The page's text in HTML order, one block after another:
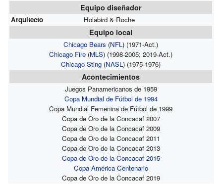
Equipo diseñador
Arquitecto Holabird & Roche
Equipo local
Chicago Bears (NFL) (1971-Act.)
Chicago Fire (MLS) (1998-2005; 2019-Act.)
Chicago Sting (NASL) (1975-1976)
Acontecimientos
Juegos Panamericanos de 1959
Copa Mundial de Fútbol de 1994
Copa Mundial Femenina de Fútbol de 1999
Copa de Oro de la Concacaf 2007
Copa de Oro de la Concacaf 2009
Copa de Oro de la Concacaf 2011
Copa de Oro de la Concacaf 2013
Copa de Oro de la Concacaf 2015
Copa América Centenario
Copa de Oro de la Concacaf 2019